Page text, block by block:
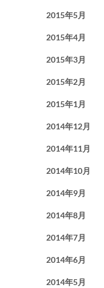
2015年5月
2015年4月
2015年3月
2015年2月
2015年1月
2014年12月
2014年11月
2014年10月
2014年9月
2014年8月
2014年7月
2014年6月
2014年5月